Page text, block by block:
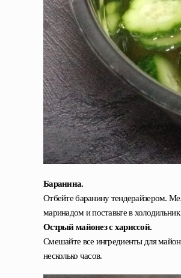
Баранина.
Отбейте баранину тендерайзером.
маринадом и поставьте в
Острый майонез с хариссой.
Смешайте все ингредиенты для
несколько часов.